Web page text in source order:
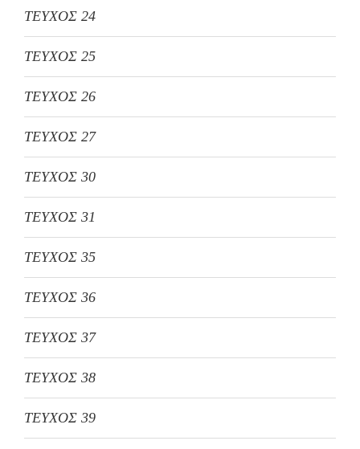
ΤΕΥΧΟΣ 24
ΤΕΥΧΟΣ 25
ΤΕΥΧΟΣ 26
ΤΕΥΧΟΣ 27
ΤΕΥΧΟΣ 30
ΤΕΥΧΟΣ 31
ΤΕΥΧΟΣ 35
ΤΕΥΧΟΣ 36
ΤΕΥΧΟΣ 37
ΤΕΥΧΟΣ 38
ΤΕΥΧΟΣ 39